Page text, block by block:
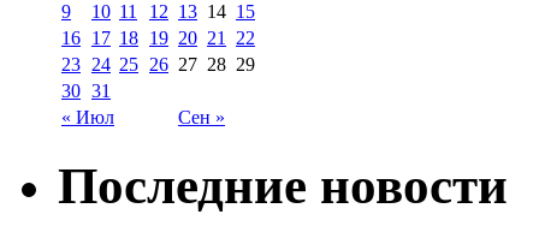
« Июл Сен »
9 10 11 12 13 14 15
16 17 18 19 20 21
22
23 24 25 26 27 28 29
30 31
Последние новости